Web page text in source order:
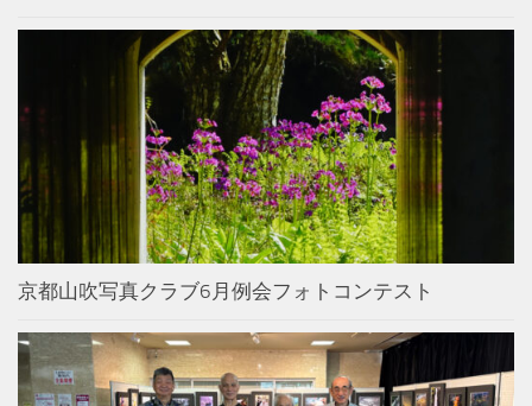
京都山吹写真クラブ6月例会フォトコンテスト